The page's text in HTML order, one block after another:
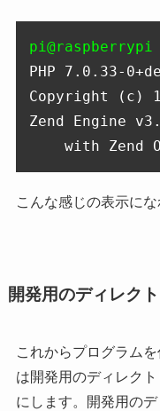
pi@raspberrypi
PHP 7.0.33-
Copyright (c)
Zend Engine
with Zend
こんな感じの表示にな
開発用のディレク
これからプログラム
は開発用のディレク
にします。開発用の